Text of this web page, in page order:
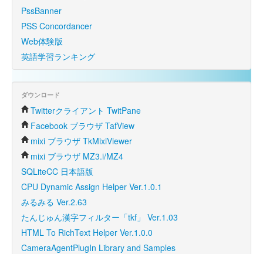
PssBanner
PSS Concordancer
Web体験版
英語学習ランキング
ダウンロード
Twitterクライアント TwitPane
Facebook ブラウザ TafView
mixi ブラウザ TkMixiViewer
mixi ブラウザ MZ3.i/MZ4
SQLiteCC 日本語版
CPU Dynamic Assign Helper Ver.1.0.1
みるみる Ver.2.63
たんじゅん漢字フィルター「tkf」 Ver.1.03
HTML To RichText Helper Ver.1.0.0
CameraAgentPlugIn Library and Samples